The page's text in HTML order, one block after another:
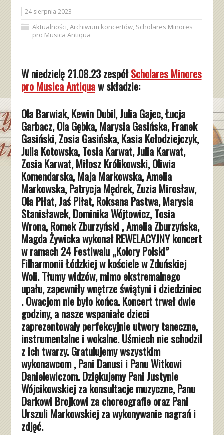
24 sierpnia 2023
Aktualności,Archiwum koncertów, Scholares Minores
pro Musica Antiqua
W niedzielę 21.08.23 zespółScholares Minores
pro Musica Antiquaw składzie:
Ola Barwiak, Kewin Dubil, Julia Gajec, Łucja
Garbacz, Ola Gębka, Marysia Gasińska, Franek
Gasiński, Zosia Gasińska, Kasia Kołodziejczyk,
Julia Kotowska, Tosia Karwat, Julia Karwat,
Zosia Karwat, Miłosz Królikowski, Oliwia
Komendarska, Maja Markowska, Amelia
Markowska, Patrycja Mędrek, Zuzia Mirosław,
Ola Piłat, Jaś Piłat, Roksana Pastwa, Marysia
Stanisławek, Dominika Wójtowicz, Tosia
Wrona, Romek Zburzyński , Amelia Zburzyńska,
Magda Żywicka wykonał REWELACYJNY koncert
w ramach 24 Festiwalu „Kolory Polski”
Filharmonii Łódzkiej w kościele w Zduńskiej
Woli. Tłumy widzów, mimo ekstremalnego
upału, zapewniły wnętrze świątyni i dziedziniec
. Owacjom nie było końca. Koncert trwał dwie
godziny, a nasze wspaniałe dzieci
zaprezentowaly perfekcyjnie utwory taneczne,
instrumentalne i wokalne. Uśmiech nie schodzil
z ich twarzy. Gratulujemy wszystkim
wykonawcom , Pani Danusi i Panu Witkowi
Danielewiczom. Dziękujemy Pani Justynie
Wójcikowskiej za konsultacje muzyczne, Panu
Darkowi Brojkowi za choreografie oraz Pani
Urszuli Markowskiej za wykonywanie nagrań i
zdjęć.